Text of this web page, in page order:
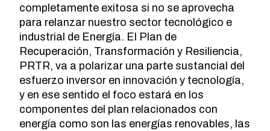
completamente exitosa si no se aprovecha
para relanzar nuestro sector tecnológico e
industrial de Energía. El Plan de
Recuperación, Transformación y Resiliencia,
PRTR, va a polarizar una parte sustancial del
esfuerzo inversor en innovación y tecnología,
y en ese sentido el foco estará en los
componentes del plan relacionados con
energía como son las energías renovables, las